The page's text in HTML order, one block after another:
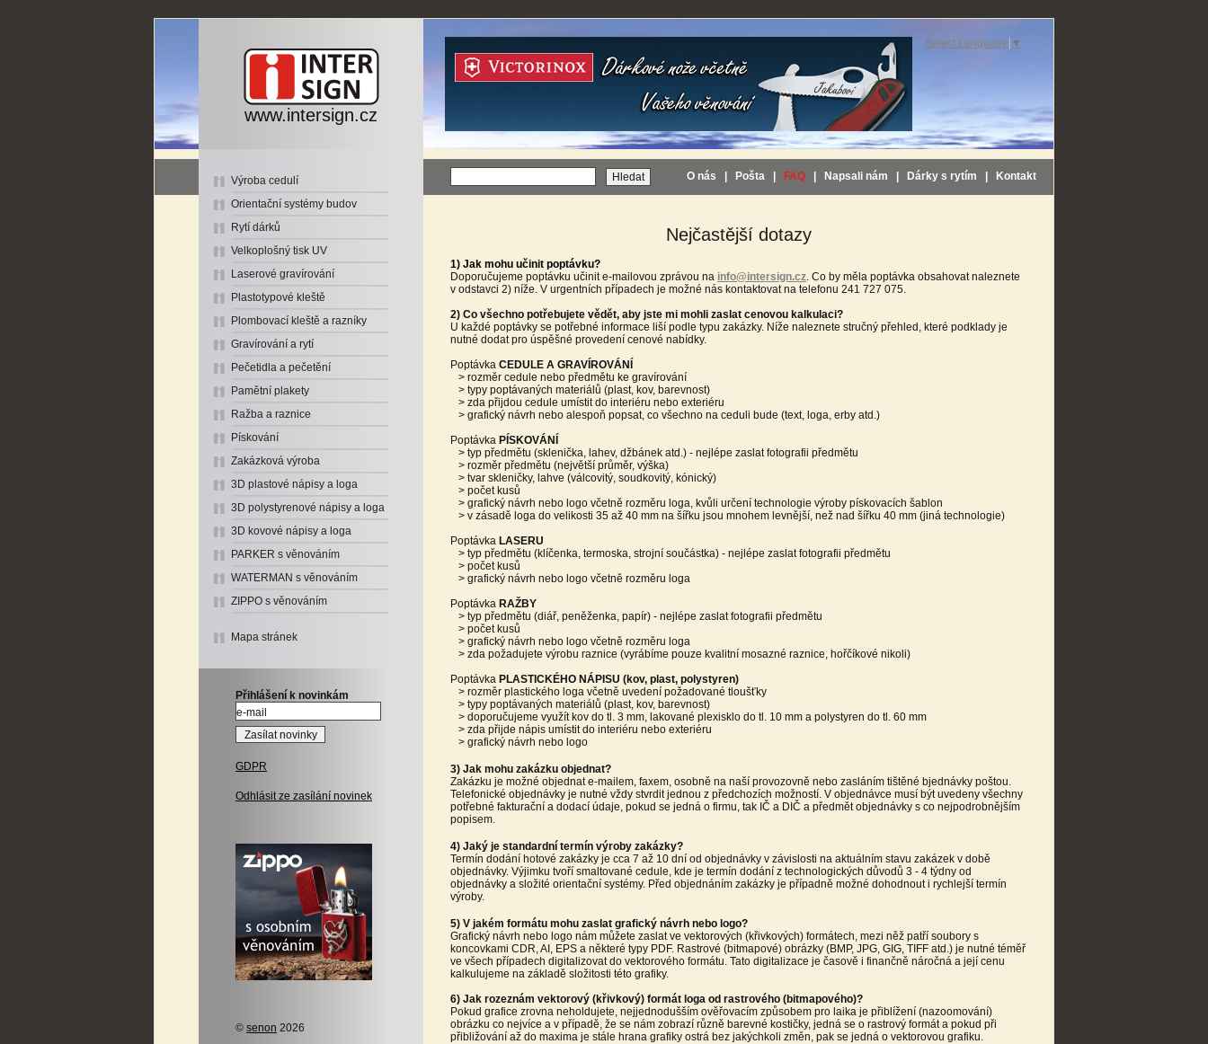
www.intersign.cz
Select Language ▼
Výroba cedulí
Orientační systémy budov
Rytí dárků
Velkoplošný tisk UV
Laserové gravírování
Plastotypové kleště
Plombovací kleště a razníky
Gravírování a rytí
Pečetidla a pečetění
Pamětní plakety
Ražba a raznice
Pískování
Zakázková výroba
3D plastové nápisy a loga
3D polystyrenové nápisy a loga
3D kovové nápisy a loga
PARKER s věnováním
WATERMAN s věnováním
ZIPPO s věnováním
Mapa stránek
Přihlášení k novinkám
GDPR
Odhlásit ze zasílání novinek
© senon 2026
O nás Pošta FAQ Napsali nám Dárky s rytím Kontakt
Nejčastější dotazy
1) Jak mohu učinit poptávku?
Doporučujeme poptávku učinit e-mailovou zprávou na info@intersign.cz . Co by měla poptávka obsahovat naleznete
v odstavci 2) níže. V urgentních případech je možné nás kontaktovat na telefonu 241 727 075.
2) Co všechno potřebujete vědět, aby jste mi mohli zaslat cenovou kalkulaci?
U každé poptávky se potřebné informace liší podle typu zakázky. Níže naleznete stručný přehled, které podklady je
nutné dodat pro úspěšné provedení cenové nabídky.
Poptávka CEDULE A GRAVÍROVÁNÍ
> rozměr cedule nebo předmětu ke gravírování
> typy poptávaných materiálů (plast, kov, barevnost)
> zda přijdou cedule umístit do interiéru nebo exteriéru
> grafický návrh nebo alespoň popsat, co všechno na ceduli bude (text, loga, erby atd.)
Poptávka PÍSKOVÁNÍ
> typ předmětu (sklenička, lahev, džbánek atd.) - nejlépe zaslat fotografii předmětu
> rozměr předmětu (největší průměr, výška)
> tvar skleničky, lahve (válcovitý, soudkovitý, kónický)
> počet kusů
> grafický návrh nebo logo včetně rozměru loga, kvůli určení technologie výroby pískovacích šablon
> v zásadě loga do velikosti 35 až 40 mm na šířku jsou mnohem levnější, než nad šířku 40 mm (jiná technologie)
Poptávka LASERU
> typ předmětu (klíčenka, termoska, strojní součástka) - nejlépe zaslat fotografii předmětu
> počet kusů
> grafický návrh nebo logo včetně rozměru loga
Poptávka RAŽBY
> typ předmětu (diář, peněženka, papír) - nejlépe zaslat fotografii předmětu
> počet kusů
> grafický návrh nebo logo včetně rozměru loga
> zda požadujete výrobu raznice (vyrábíme pouze kvalitní mosazné raznice, hořčíkové nikoli)
Poptávka PLASTICKÉHO NÁPISU (kov, plast, polystyren)
> rozměr plastického loga včetně uvedení požadované tloušťky
> typy poptávaných materiálů (plast, kov, barevnost)
> doporučujeme využít kov do tl. 3 mm, lakované plexisklo do tl. 10 mm a polystyren do tl. 60 mm
> zda přijde nápis umístit do interiéru nebo exteriéru
> grafický návrh nebo logo
3) Jak mohu zakázku objednat?
Zakázku je možné objednat e-mailem, faxem, osobně na naší provozovně nebo zasláním tištěné bjednávky poštou.
Telefonické objednávky je nutné vždy stvrdit jednou z předchozích možností. V objednávce musí být uvedeny všechny
potřebné fakturační a dodací údaje, pokud se jedná o firmu, tak IČ a DIČ a předmět objednávky s co nejpodrobnějším
popisem.
4) Jaký je standardní termín výroby zakázky?
Termín dodání hotové zakázky je cca 7 až 10 dní od objednávky v závislosti na aktuálním stavu zakázek v době
objednávky. Výjimku tvoří smaltované cedule, kde je termín dodání z technologických důvodů 3 - 4 týdny od
objednávky a složité orientační systémy. Před objednáním zakázky je případně možné dohodnout i rychlejší termín
výroby.
5) V jakém formátu mohu zaslat grafický návrh nebo logo?
Grafický návrh nebo logo nám můžete zaslat ve vektorových (křivkových) formátech, mezi něž patří soubory s
koncovkami CDR, AI, EPS a některé typy PDF. Rastrové (bitmapové) obrázky (BMP, JPG, GIG, TIFF atd.) je nutné téměř
ve všech případech digitalizovat do vektorového formátu. Tato digitalizace je časově i finančně náročná a její cenu
kalkulujeme na základě složitosti této grafiky.
6) Jak rozeznám vektorový (křivkový) formát loga od rastrového (bitmapového)?
Pokud grafice zrovna neholdujete, nejjednodušším ověřovacím způsobem pro laika je přiblížení (nazoomování)
obrázku co nejvíce a v případě, že se nám zobrazí různě barevné kostičky, jedná se o rastrový formát a pokud při
přibližování až do maxima je stále hrana grafiky ostrá bez jakýchkoli změn, pak se jedná o vektorovou grafiku.